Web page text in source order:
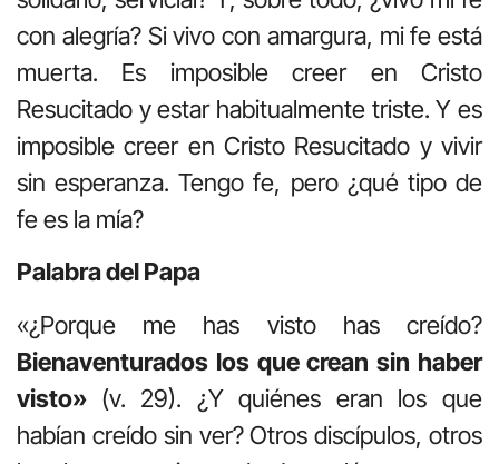
con alegría? Si vivo con amargura, mi fe está
muerta. Es imposible creer en Cristo
Resucitado y estar habitualmente triste. Y es
imposible creer en Cristo Resucitado y vivir
sin esperanza. Tengo fe, pero ¿qué tipo de
fe es la mía?
Palabra del Papa
«¿Porque me has visto has creído?
Bienaventurados los que crean sin haber
visto» (v. 29). ¿Y quiénes eran los que
habían creído sin ver? Otros discípulos, otros